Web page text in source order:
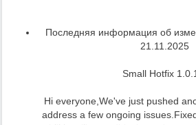
Последняя информация об
21.11.2025
Small Hotfix
Hi everyone,We've just pushed
address a few ongoing